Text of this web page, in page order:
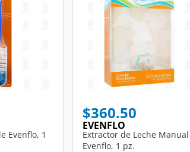
Evenflo, 1
$360.50
EVENFLO
Extractor de Leche Manual
Evenflo, 1 pz.